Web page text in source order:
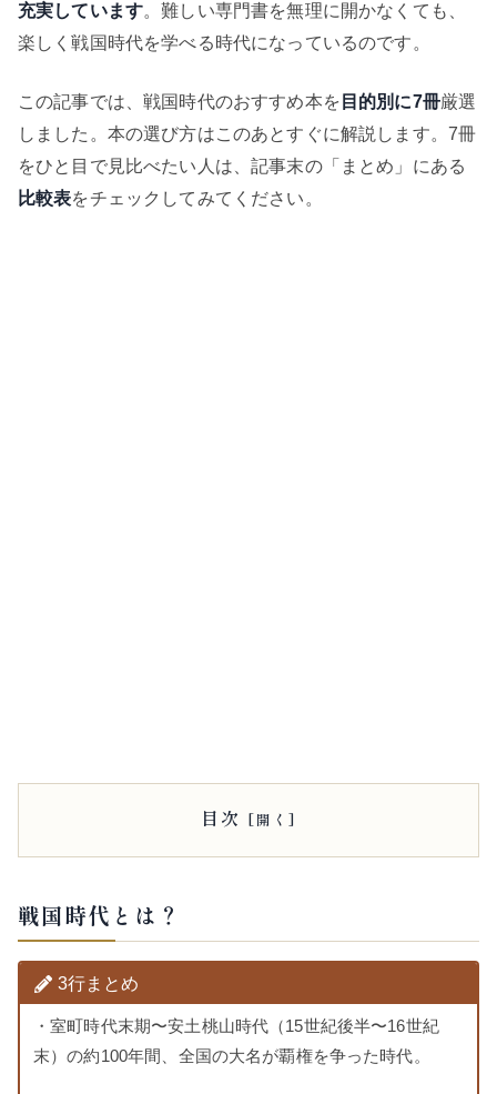
充実しています。難しい専門書を無理に開かなくても、
楽しく戦国時代を学べる時代になっているのです。
この記事では、戦国時代のおすすめ本を 目的別に7冊厳選
しました。本の選び方はこのあとすぐに解説します。7冊
をひと目で見比べたい人は、記事末の「まとめ」にある
比較表をチェックしてみてください。
目次
戦国時代とは？
3行まとめ
・室町時代末期〜安土桃山時代（15世紀後半〜16世紀
末）の約100年間、全国の大名が覇権を争った時代。